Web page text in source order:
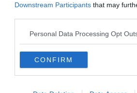
Downstream Participants that may
Personal Data Processing Opt
CONFIRM